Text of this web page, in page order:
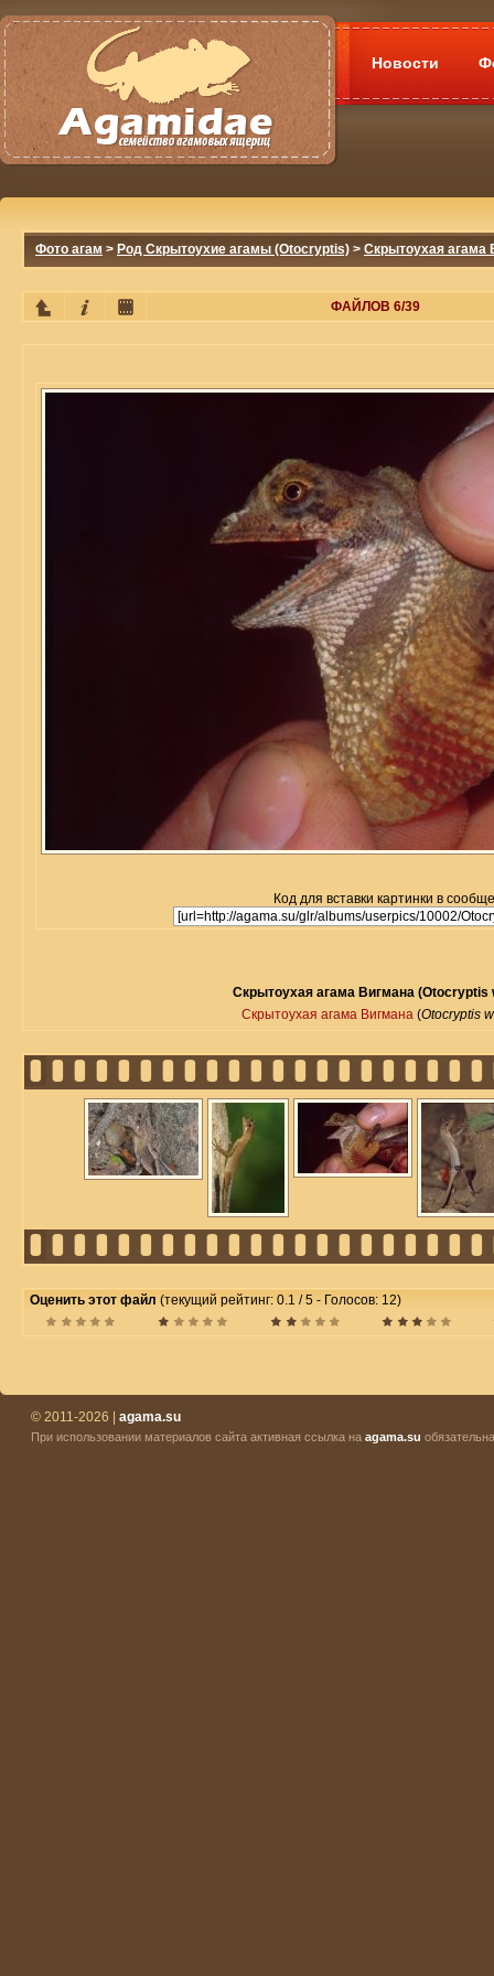
Новости
Фото агам > Род Скрытоухие агамы (Otocryptis) > Скрытоухая агама
ФАЙЛОВ 6/39
Код для вставки картинки в
Скрытоухая агама Вигмана (Otocryptis
Скрытоухая агама Вигмана (Otocryptis
Оценить этот файл (текущий рейтинг: 0.1 / 5 - Голосов: 12)
© 2011-2026 | agama.su
При использовании материалов сайта активная ссылка на agama.su